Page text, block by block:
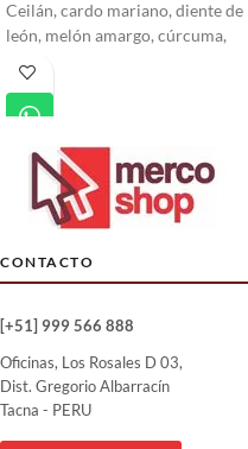
Ceilán, cardo mariano, diente de
león, melón amargo, cúrcuma,
jengibre, alcachofa, regaliz, musgo
marino, pimienta negra.
suministro: cada cápsula es
equivalente a un total de 12,200
mg de polvo de hierba cruda.
Bienestar óptimo: nuestro
suplemento de berberina apoya
naturalmente la circulación, la
mejorando la digestión y
ayudando a controlar el peso.
Elaborado por expertos: la
fórmula ULTRA HERBS Berberine
CONTACTO
[+51] 999 566 888
Oficinas, Los Rosales D 03,
Dist. Gregorio Albarracín
Tacna - PERU